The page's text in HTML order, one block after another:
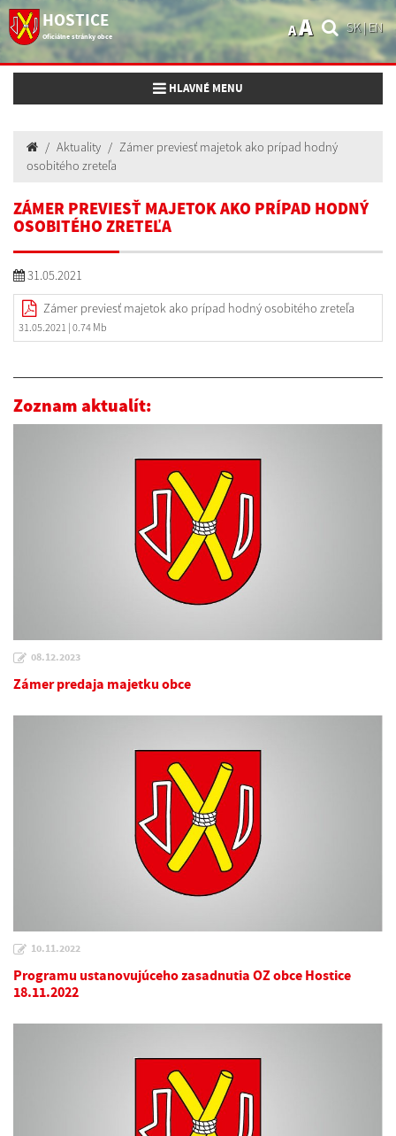
HOSTICE
Oficiálne stránky obce
SK|EN
AA
Toggle navigation
HLAVNÉ MENU
Aktuality
Zámer previesť majetok ako prípad hodný
osobitého zreteľa
ZÁMER PREVIESŤ MAJETOK AKO PRÍPAD HODNÝ
OSOBITÉHO ZRETEĽA
31.05.2021
Zámer previesť majetok ako prípad hodný osobitého zreteľa
31.05.2021 | 0.74 Mb
Zoznam aktualít:
08.12.2023
Zámer predaja majetku obce
10.11.2022
Programu ustanovujúceho zasadnutia OZ obce Hostice
18.11.2022